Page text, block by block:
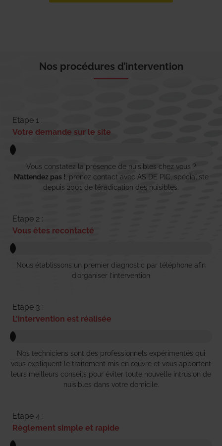
Nos procédures d’intervention
Etape 1 :
Votre demande sur le site
Vous constatez la présence de nuisibles chez vous ?
N’attendez pas ! , prenez contact avec AS DE PIC, spécialiste
depuis 2001 de l’éradication des nuisibles.
Etape 2 :
Vous êtes recontacté
Nous établissons un premier diagnostic par téléphone afin
d’organiser l’intervention
Etape 3 :
L'intervention est réalisée
Nos techniciens sont des professionnels expérimentés qui
vous expliquent le traitement mis en œuvre et vous apportent
leurs meilleurs conseils pour éviter toute nouvelle intrusion de
nuisibles dans votre domicile.
Etape 4 :
Règlement simple et rapide